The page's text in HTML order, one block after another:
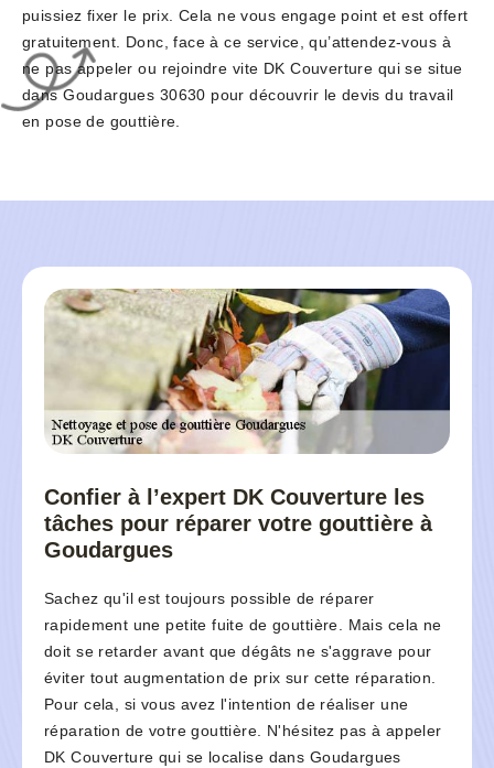
puissiez fixer le prix. Cela ne vous engage point et est offert
gratuitement. Donc, face à ce service, qu’attendez-vous à
ne pas appeler ou rejoindre vite DK Couverture qui se situe
dans Goudargues 30630 pour découvrir le devis du travail
en pose de gouttière.
Confier à l’expert DK Couverture les
tâches pour réparer votre gouttière à
Goudargues
Sachez qu'il est toujours possible de réparer
rapidement une petite fuite de gouttière. Mais cela ne
doit se retarder avant que dégâts ne s'aggrave pour
éviter tout augmentation de prix sur cette réparation.
Pour cela, si vous avez l'intention de réaliser une
réparation de votre gouttière. N'hésitez pas à appeler
DK Couverture qui se localise dans Goudargues